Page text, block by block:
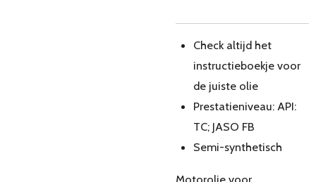
Check altijd het
instructieboekje voor
de juiste olie
Prestatieniveau: API:
TC; JASO FB
Semi-synthetisch
Motorolie voor